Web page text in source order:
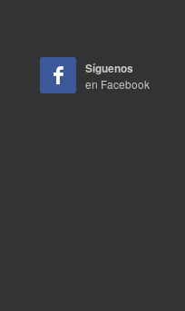
Síguenos
en Facebook